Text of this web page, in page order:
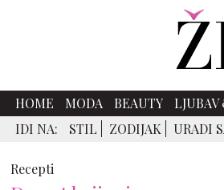
HOME MODA BEAUTY
IDI NA:
STIL ZODIJAK URADI
Recepti